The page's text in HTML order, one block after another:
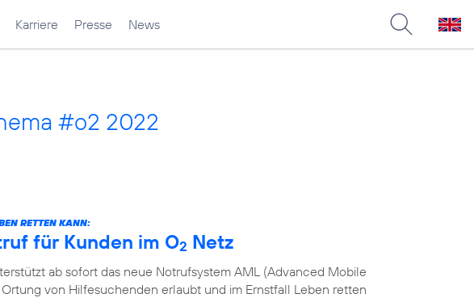
Karriere Presse News
#o2 2022
RETTEN KANN:
für Kunden im O2 Netz
ab sofort das neue Notrufsystem AML (Advanced Mobile
von Hilfesuchenden erlaubt und im Ernstfall Leben retten